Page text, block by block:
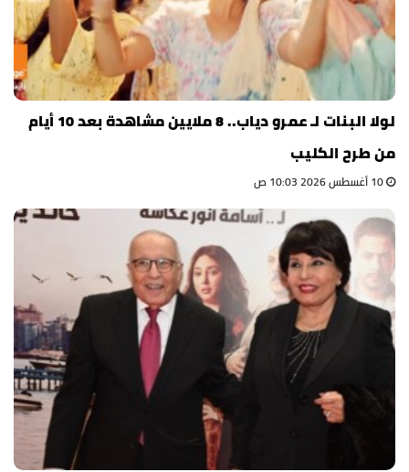
لولا البنات لـ عمرو دياب.. 8 ملايين مشاهدة بعد 10 أيام
من طرح الكليب